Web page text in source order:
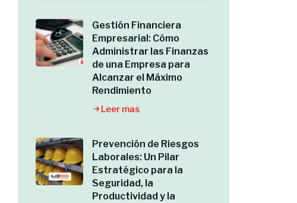
Gestión Financiera
Empresarial: Cómo
Administrar las Finanzas
de una Empresa para
Alcanzar el Máximo
Rendimiento
Leer mas
Prevención de Riesgos
Laborales: Un Pilar
Estratégico para la
Seguridad, la
Productividad y la